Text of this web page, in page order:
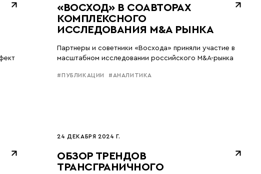
«ВОСХОД» В СОАВТОРАХ
КОМПЛЕКСНОГО
ИССЛЕДОВАНИЯ M&A РЫНКА
Партнеры и советники «Восхода» приняли участие в
масштабном исследовании российского M&A-рынка
#ПУБЛИКАЦИИ #АНАЛИТИКА
24 ДЕКАБРЯ 2024 Г.
ОБЗОР ТРЕНДОВ
ТРАНСГРАНИЧНОГО